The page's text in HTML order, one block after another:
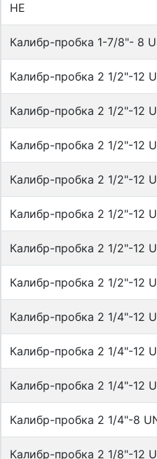
НЕ
Калибр-пробка 1-7/8"- 8
Калибр-пробка 2 1/2"-12
Калибр-пробка 2 1/2"-12
Калибр-пробка 2 1/2"-12
Калибр-пробка 2 1/2"-12
Калибр-пробка 2 1/2"-12
Калибр-пробка 2 1/2"-12
Калибр-пробка 2 1/2"-12
Калибр-пробка 2 1/4"-12
Калибр-пробка 2 1/4"-12
Калибр-пробка 2 1/4"-12
Калибр-пробка 2 1/4"-8
Калибр-пробка 2 1/8"-12